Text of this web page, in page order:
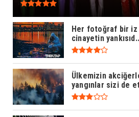
Her fotoğraf bir iz
cinayetin
Ülkemizin
yangınlar sizi de